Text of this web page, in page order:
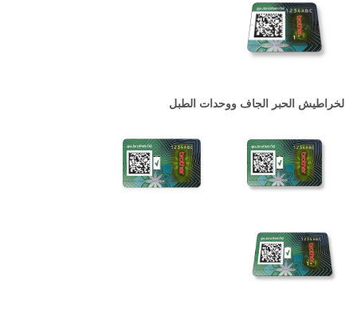
لخراطيش الحبر الجاف ووحدات الطبل